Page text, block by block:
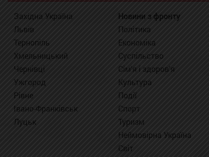
Західна Україна
Львів
Тернопіль
Хмельницький
Чернівці
Ужгород
Рівне
Івано-Франківськ
Луцьк
Новини з фронту
Політика
Економіка
Суспільство
Сім'я і здоров'я
Культура
Події
Спорт
Туризм
Неймовірна Україна
Світ